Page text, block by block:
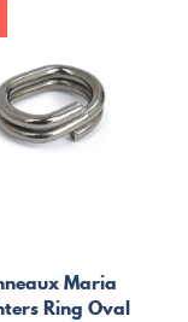
Maria
Ring Oval